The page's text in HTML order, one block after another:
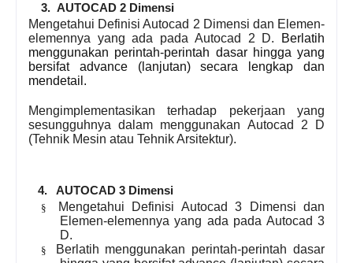
3. AUTOCAD 2 Dimensi
Mengetahui Definisi Autocad 2 Dimensi dan Elemen-
elemennya yang ada pada Autocad 2 D.
Berlatih
menggunakan perintah-perintah dasar hingga yang
bersifat advance (lanjutan) secara lengkap dan
mendetail.
Mengimplementasikan terhadap pekerjaan yang
sesungguhnya dalam menggunakan Autocad 2 D
(Tehnik Mesin atau Tehnik Arsitektur).
4. AUTOCAD 3 Dimensi
§
Mengetahui Definisi Autocad 3 Dimensi dan
Elemen-elemennya yang ada pada Autocad 3
D.
§
Berlatih menggunakan perintah-perintah dasar